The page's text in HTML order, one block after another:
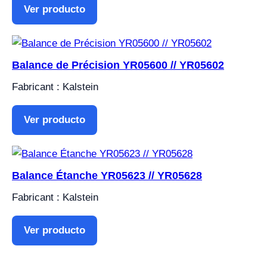
Ver producto
Balance de Précision YR05600 // YR05602
Fabricant : Kalstein
Ver producto
Balance Étanche YR05623 // YR05628
Fabricant : Kalstein
Ver producto